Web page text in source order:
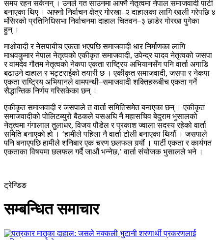
समय रहन सकेनन् । उनले गत साउनमा आफ्नै नेतृत्वमा नेपाल समाजवादी पार्टी
बनाएका थिए । आफ्नो निर्वाचन क्षेत्र गोरखा–२ दाहालका लागि खाली गरेपछि ४
मंसिरको प्रतिनिधिसभा निर्वाचनमा दाहाल चितवन–३ छाडेर गोरखा पुगेका
हुन् ।
माओवादी र नेसपाबीच एकता भएपछि समाजवादी धार निर्माणका लागि
माधवकुमार नेपाल नेतृत्वको एकीकृत समाजवादी, उपेन्द्र यादव नेतृत्वको जसपा
र वामदेव गौतम नेतृत्वको नेकपा एकता राष्ट्रिय अभियानसँग पनि वार्ता अगाडि
बढाउने दाहाल र भट्टराईको तयारी छ । एकीकृत समाजवादी, जसपा र नेकपा
एकता राष्ट्रिय अभियानले वामपन्थी–समाजवादी शक्तिहरूबीच एकता गर्ने
सैद्धान्तिक निर्णय गरिसकेका छन् ।
एकीकृत समाजवादी र जसपाले त वार्ता समितिसमेत बनाएका छन् । एकीकृत
समाजवादीको पोलिटब्युरो बैठकले यसअघि नै महासचिव बेदुराम भुसालको
नेतृत्वमा गंगालाल तुलाधर, विजय पौडेल र प्रकाश ज्वाला सदस्य रहेको वार्ता
समिति बनाएको हो । ‘हामीले पहिला नै वार्ता टोली बनाएका थियौं । जसपाले
पनि बनाएपछि हामीले शनिबार एक चरण छलफल गर्‍यौं । पार्टी एकता र कार्यगत
एकताका विषयमा छलफल गर्दै जाऔं भन्नेछ,’ वार्ता संयोजक भुसालले भने ।
ट्रेन्डिङ
सम्बन्धित समाचार